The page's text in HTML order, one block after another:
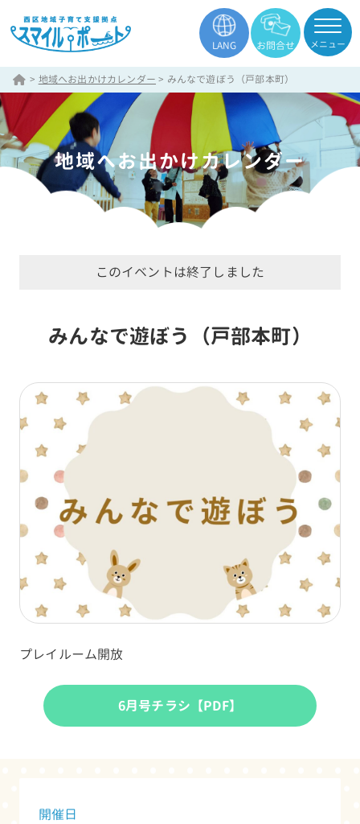
LANG お問合せ メニュー
> 地域へお出かけカレンダー > みんなで遊ぼう（戸部本町）
地域へお出かけカレンダー
このイベントは終了しました
みんなで遊ぼう（戸部本町）
プレイルーム開放
6月号チラシ【PDF】
開催日